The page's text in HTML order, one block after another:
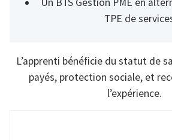
TPE de
L’apprenti bénéficie du statut de
payés, protection sociale, et
l’expérience.